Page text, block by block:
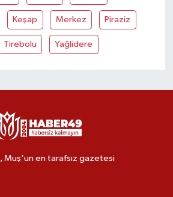
Keşap Merkez Piraziz
Tirebolu Yağlidere
Muş'un en tarafsız gazetesi